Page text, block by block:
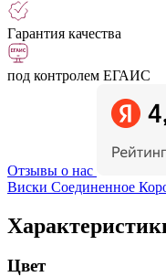
Гарантия качества
под контролем ЕГАИС
Отзывы о нас
Виски Соединенное
Цвет